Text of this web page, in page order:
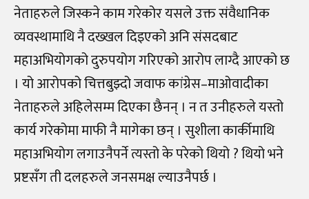
नेताहरुले जिस्कने काम गरेकोर यसले उक्त संवैधानिक
व्यवस्थामाथि नै दख्खल दिइएको अनि संसदबाट
महाअभियोगको दुरुपयोग गरिएको आरोप लाग्दै आएको छ
। यो आरोपको चित्तबुझ्दो जवाफ कांग्रेस–माओवादीका
नेताहरुले अहिलेसम्म दिएका छैनन् । न त उनीहरुले यस्तो
कार्य गरेकोमा माफी नै मागेका छन् । सुशीला कार्कीमाथि
महाअभियोग लगाउनैपर्ने त्यस्तो के परेको थियो ? थियो भने
प्रष्टसँग ती दलहरुले जनसमक्ष ल्याउनैपर्छ ।